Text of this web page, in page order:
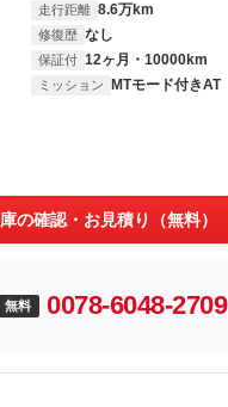
走行距離 8.6万km
修復歴 なし
保証付 12ヶ月・10000km
ミッション MTモード付きAT
の確認・お見積り（無料）
無料 0078-6048-2709